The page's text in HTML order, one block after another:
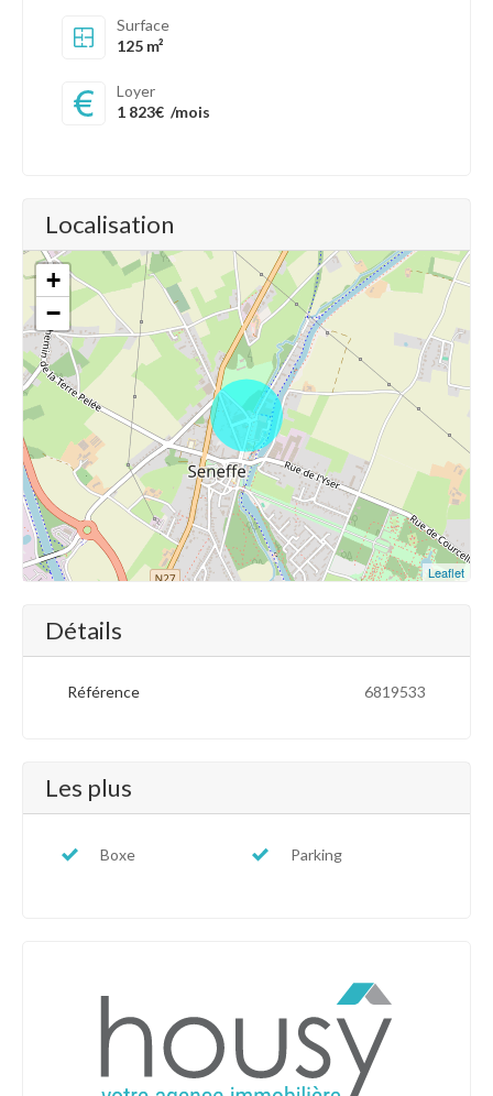
Surface
125 m²
Loyer
1 823€ /mois
Localisation
+
−
Leaflet
Détails
Référence 6819533
Les plus
Boxe Parking